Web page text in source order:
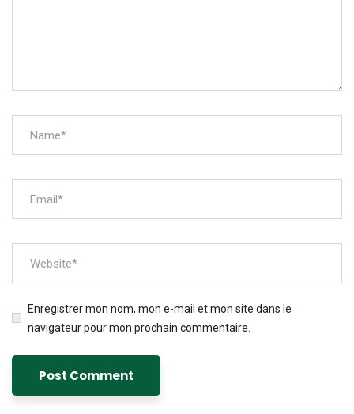
Enregistrer mon nom, mon e-mail et mon site dans le
navigateur pour mon prochain commentaire.